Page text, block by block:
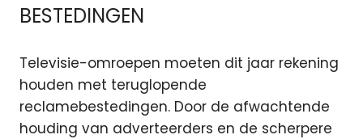
BESTEDINGEN
Televisie-omroepen moeten dit jaar rekening
houden met teruglopende
reclamebestedingen. Door de afwachtende
houding van adverteerders en de scherpere